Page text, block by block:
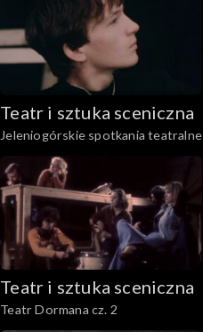
Teatr i sztuka sceniczna
Jeleniogórskie spotkania teatralne
Teatr i sztuka sceniczna
Teatr Dormana cz. 2